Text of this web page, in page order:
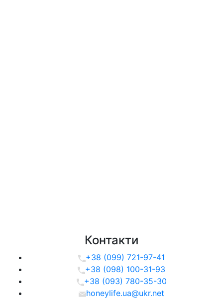
Контакти
+38 (099) 721-97-41
+38 (098) 100-31-93
+38 (093) 780-35-30
honeylife.ua@ukr.net